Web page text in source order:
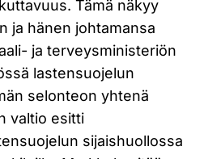
Tämä näkyy
ja hänen johtamansa
ja terveysministeriön
lastensuojelun
selonteon yhtenä
valtio esitti
sijaishuollossa